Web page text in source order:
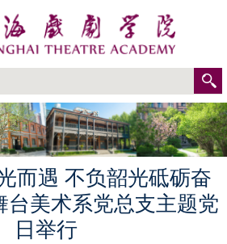
而遇 不负韶光砥砺奋
美术系党总支主题党
日举行